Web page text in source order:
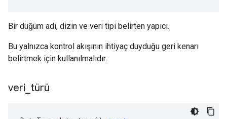
Bir düğüm adı, dizin ve veri tipi belirten yapıcı.
Bu yalnızca kontrol akışının ihtiyaç duyduğu geri kenarı
belirtmek için kullanılmalıdır.
veri türü